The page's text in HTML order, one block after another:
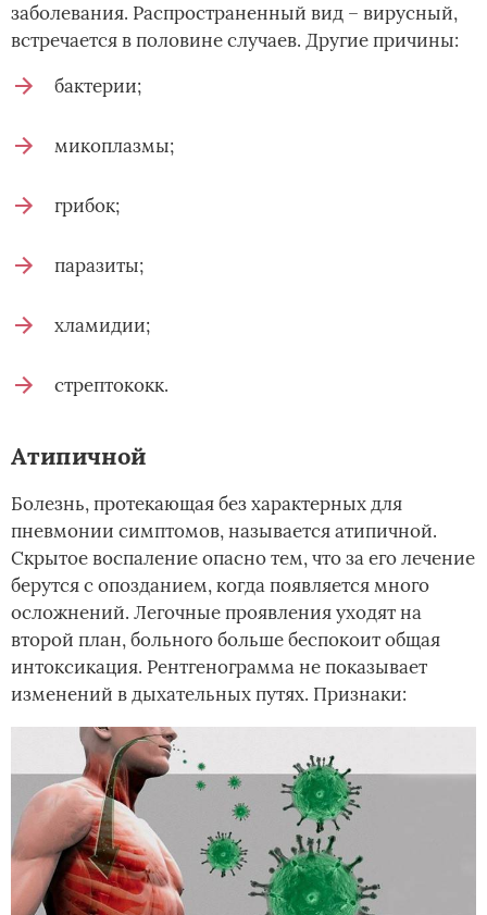
заболевания. Распространенный вид – вирусный,
встречается в половине случаев. Другие причины:
бактерии;
микоплазмы;
грибок;
паразиты;
хламидии;
стрептококк.
Атипичной
Болезнь, протекающая без характерных для
пневмонии симптомов, называется атипичной.
Скрытое воспаление опасно тем, что за его лечение
берутся с опозданием, когда появляется много
осложнений. Легочные проявления уходят на
второй план, больного больше беспокоит общая
интоксикация. Рентгенограмма не показывает
изменений в дыхательных путях. Признаки: